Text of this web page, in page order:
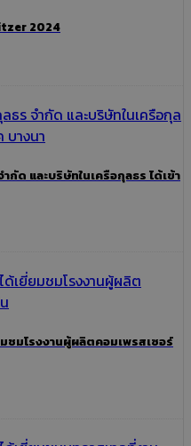
2024
ด และบริษัทในเครือกุลธร ได้เข้า
ชมโรงงานผู้ผลิตคอมเพรสเซอร์